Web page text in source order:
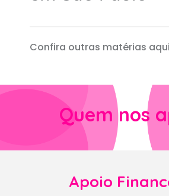
Confira outras matérias
Quem nos
Apoio